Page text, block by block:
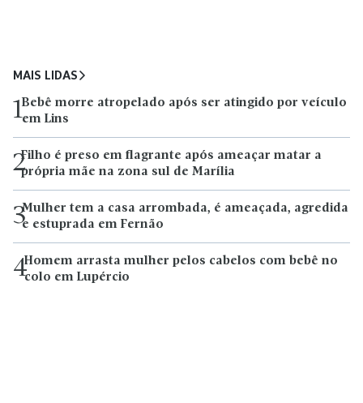
MAIS LIDAS
1Bebê morre atropelado após ser atingido por veículo
em Lins
2Filho é preso em flagrante após ameaçar matar a
própria mãe na zona sul de Marília
3Mulher tem a casa arrombada, é ameaçada, agredida
e estuprada em Fernão
4Homem arrasta mulher pelos cabelos com bebê no
colo em Lupércio